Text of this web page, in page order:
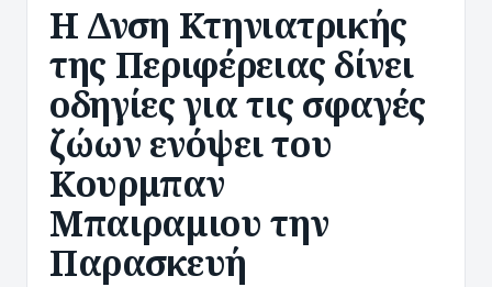
Η Δνση Κτηνιατρικής
της Περιφέρειας δίνει
οδηγίες για τις σφαγές
ζώων ενόψει του
Κουρμπαν
Μπαιραμιου την
Παρασκευή